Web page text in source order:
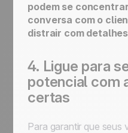
podem se
conversa com o
distrair com
4. Ligue para
potencial com
certas
Para garantir que seus